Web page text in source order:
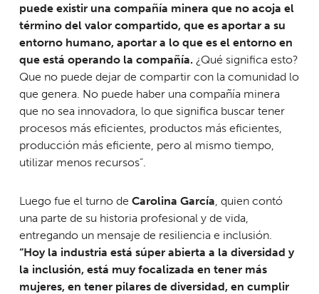
puede existir una compañía minera que no acoja el
término del valor compartido, que es aportar a su
entorno humano, aportar a lo que es el entorno en
que está operando la compañía. ¿Qué significa esto?
Que no puede dejar de compartir con la comunidad lo
que genera. No puede haber una compañía minera
que no sea innovadora, lo que significa buscar tener
procesos más eficientes, productos más eficientes,
producción más eficiente, pero al mismo tiempo,
utilizar menos recursos”.
Luego fue el turno de Carolina García, quien contó
una parte de su historia profesional y de vida,
entregando un mensaje de resiliencia e inclusión.
“Hoy la industria está súper abierta a la diversidad y
la inclusión, está muy focalizada en tener más
mujeres, en tener pilares de diversidad, en cumplir